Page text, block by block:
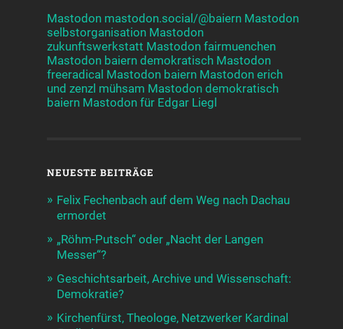
Mastodon mastodon.social/@baiern Mastodon
selbstorganisation Mastodon
zukunftswerkstatt Mastodon fairmuenchen
Mastodon baiern demokratisch Mastodon
freeradical Mastodon baiern Mastodon erich
und zenzl mühsam Mastodon demokratisch
baiern Mastodon für Edgar Liegl
NEUESTE BEITRÄGE
Felix Fechenbach auf dem Weg nach Dachau
ermordet
„Röhm-Putsch“ oder „Nacht der Langen
Messer“?
Geschichtsarbeit, Archive und Wissenschaft:
Demokratie?
Kirchenfürst, Theologe, Netzwerker Kardinal